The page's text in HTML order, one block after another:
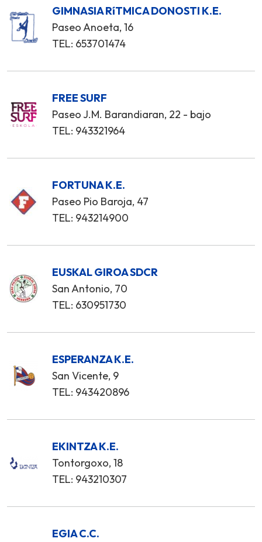
GIMNASIA RíTMICA DONOSTI K.E.
Paseo Anoeta, 16
TEL: 653701474
FREE SURF
Paseo J.M. Barandiaran, 22 - bajo
TEL: 943321964
FORTUNA K.E.
Paseo Pio Baroja, 47
TEL: 943214900
EUSKAL GIROA SDCR
San Antonio, 70
TEL: 630951730
ESPERANZA K.E.
San Vicente, 9
TEL: 943420896
EKINTZA K.E.
Tontorgoxo, 18
TEL: 943210307
EGIA C.C.